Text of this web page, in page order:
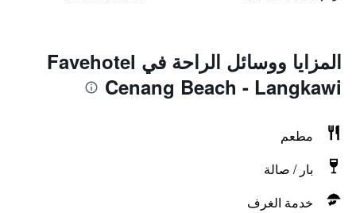
المزايا ووسائل الراحة في Favehotel
Cenang Beach - Langkawi
مطعم
بار / صالة
خدمة الغرف